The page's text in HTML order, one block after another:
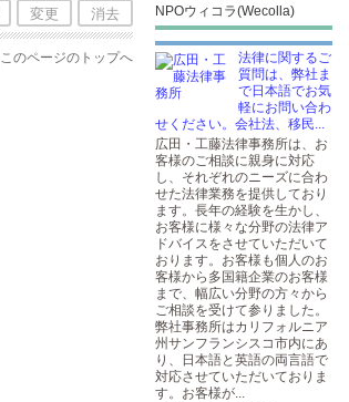
変更 消去
このページのトップへ
NPOウィコラ(Wecolla)
法律に関するご
質問は、弊社ま
で日本語でお気
軽にお問い合わ
せください。会社法、移民...
広田・工藤法律事務所は、お
客様のご相談に親身に対応
し、それぞれのニーズに合わ
せた法律業務を提供しており
ます。長年の経験を生かし、
お客様に様々な分野の法律ア
ドバイスをさせていただいて
おります。お客様も個人のお
客様から多国籍企業のお客様
まで、幅広い分野の方々から
ご相談を受けて参りました。
弊社事務所はカリフォルニア
州サンフランシスコ市内にあ
り、日本語と英語の両言語で
対応させていただいておりま
す。お客様が...